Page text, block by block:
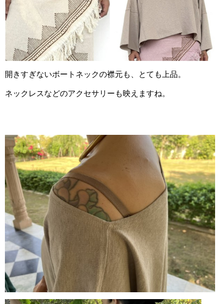
開きすぎないボートネックの襟元も、とても上品。
ネックレスなどのアクセサリーも映えますね。